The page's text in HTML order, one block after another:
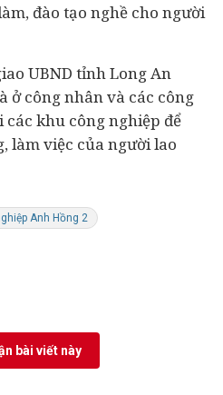
đào tạo nghề cho người
UBND tỉnh Long An
ở công nhân và các công
khu công nghiệp để
làm việc của người lao
Anh Hồng 2
bài viết này